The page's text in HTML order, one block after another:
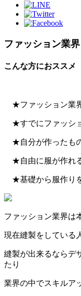
ファッション業
こんな方におススメ
★ファッション業
★すでにファッシ
★自分が作ったも
★自由に服が作れ
★基礎から服作り
ファッション業界は
現在縫製をしている
縫製が出来るならデ
たり
業界の中でスキルア